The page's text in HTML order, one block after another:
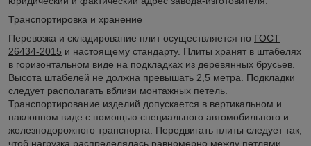
Транспортировка и хранение
Перевозка и складирование плит осуществляется по ГОСТ
26434-2015 и настоящему стандарту. Плиты хранят в штабелях
в горизонтальном виде на подкладках из деревянных брусьев.
Высота штабелей не должна превышать 2,5 метра. Подкладки
следует располагать вблизи монтажных петель.
Транспортирование изделий допускается в вертикальном и
наклонном виде с помощью специального автомобильного и
железнодорожного транспорта. Передвигать плиты следует так,
чтоб нагрузка распределялась равномерно между петлями.